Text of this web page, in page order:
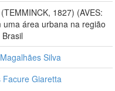
1827) (AVES:
uma área urbana na região
Silva
Giaretta